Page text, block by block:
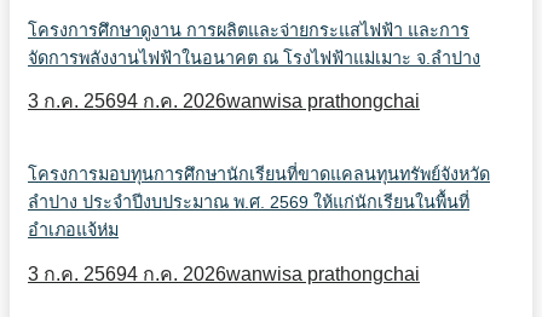
โครงการศึกษาดูงาน การผลิตและจ่ายกระแสไฟฟ้า และการ
จัดการพลังงานไฟฟ้าในอนาคต ณ โรงไฟฟ้าแม่เมาะ จ.ลำปาง
3 ก.ค. 25694 ก.ค. 2026wanwisa prathongchai
โครงการมอบทุนการศึกษานักเรียนที่ขาดแคลนทุนทรัพย์จังหวัด
ลำปาง ประจำปีงบประมาณ พ.ศ. 2569 ให้แก่นักเรียนในพื้นที่
อำเภอแจ้ห่ม
3 ก.ค. 25694 ก.ค. 2026wanwisa prathongchai